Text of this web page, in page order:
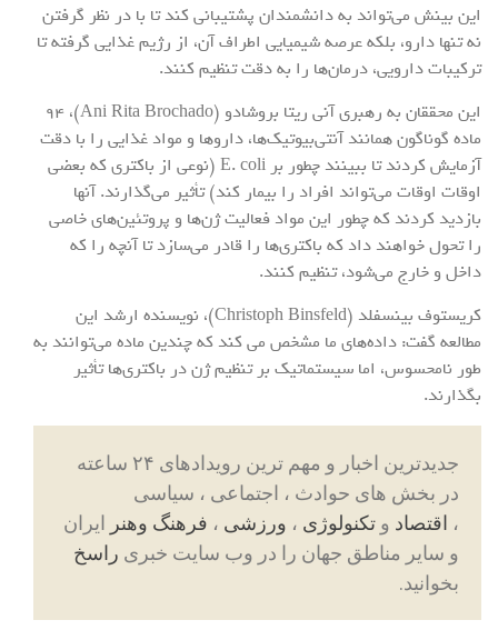
این بینش می‌تواند به دانشمندان پشتیبانی کند تا با در نظر گرفتن
نه تنها دارو، بلکه عرصه شیمیایی اطراف آن، از رژیم غذایی گرفته تا
ترکیبات دارویی، درمان‌ها را به دقت تنظیم کنند.
این محققان به رهبری آنی ریتا بروشادو (Ani Rita Brochado)، ۹۴
ماده گوناگون همانند آنتی‌بیوتیک‌ها، دارو‌ها و مواد غذایی را با دقت
آزمایش کردند تا ببینند چطور بر E. coli (نوعی از باکتری که بعضی
اوقات اوقات می‌تواند افراد را بیمار کند) تأثیر می‌گذارند. آنها
بازدید کردند که چطور این مواد فعالیت ژن‌ها و پروتئین‌های خاصی
را تحول خواهند داد که باکتری‌ها را قادر می‌سازد تا آنچه را که
داخل و خارج می‌شود، تنظیم کنند.
کریستوف بینسفلد (Christoph Binsfeld)، نویسنده ارشد این
مطالعه گفت: داده‌های ما مشخص می کند که چندین ماده می‌توانند به
طور نامحسوس، اما سیستماتیک بر تنظیم ژن در باکتری‌ها تأثیر
بگذارند.
جدیدترین اخبار و مهم ترین رویدادهای ۲۴ ساعته
در بخش های حوادث ، اجتماعی ، سیاسی
، اقتصاد و تکنولوژی ، ورزشی ، فرهنگ وهنر ایران
و سایر مناطق جهان را در وب سایت خبری راسخ
بخوانید.